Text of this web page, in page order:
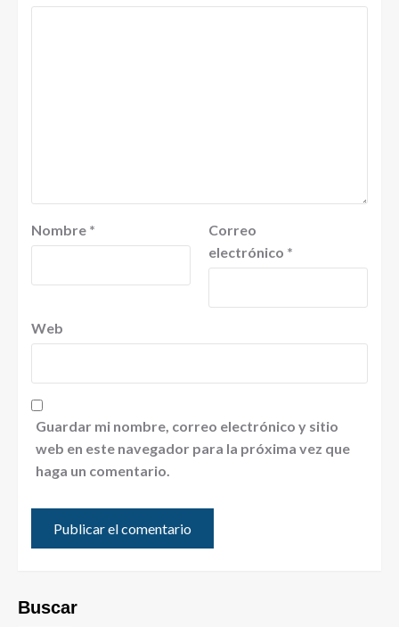
Nombre *
Correo
electrónico *
Web
Guardar mi nombre, correo electrónico y sitio
web en este navegador para la próxima vez que
haga un comentario.
Buscar